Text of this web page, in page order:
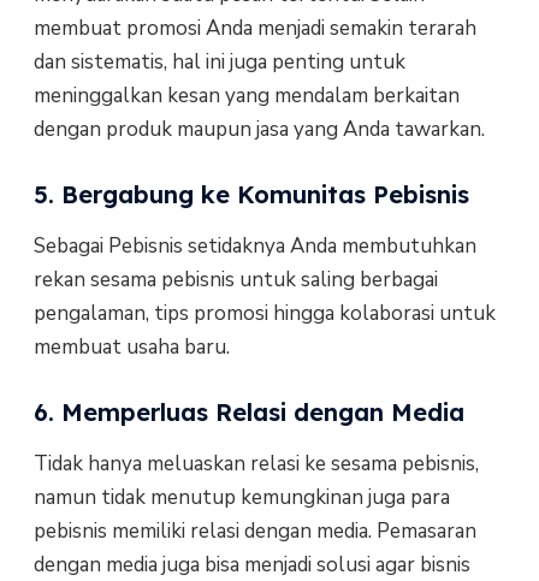
membuat promosi Anda menjadi semakin terarah
dan sistematis, hal ini juga penting untuk
meninggalkan kesan yang mendalam berkaitan
dengan produk maupun jasa yang Anda tawarkan.
5. Bergabung ke Komunitas Pebisnis
Sebagai Pebisnis setidaknya Anda membutuhkan
rekan sesama pebisnis untuk saling berbagai
pengalaman, tips promosi hingga kolaborasi untuk
membuat usaha baru.
6. Memperluas Relasi dengan Media
Tidak hanya meluaskan relasi ke sesama pebisnis,
namun tidak menutup kemungkinan juga para
pebisnis memiliki relasi dengan media. Pemasaran
dengan media juga bisa menjadi solusi agar bisnis